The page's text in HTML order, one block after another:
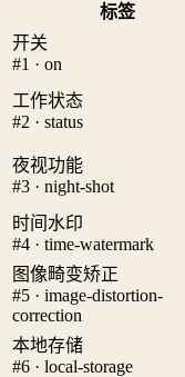
标签
开关
#1 · on
工作状态
#2 · status
夜视功能
#3 · night-shot
时间水印
#4 · time-watermark
图像畸变矫正
#5 · image-distortion-
correction
本地存储
#6 · local-storage